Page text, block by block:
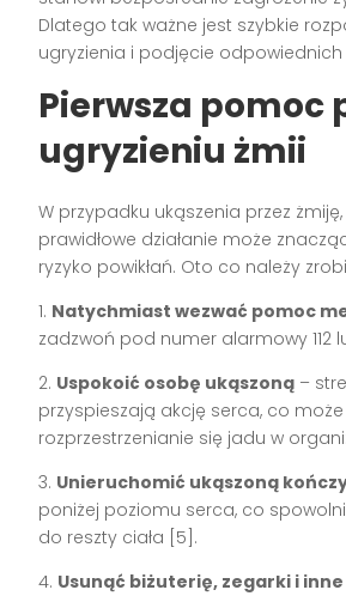
Dlatego tak ważne jest szybkie
ugryzienia i podjęcie odpowiednich
Pierwsza pomoc
ugryzieniu żmii
W przypadku ukąszenia przez żmiję,
prawidłowe działanie może
ryzyko powikłań. Oto co należy
1. Natychmiast wezwać pomoc
zadzwoń pod numer alarmowy 112
2. Uspokoić osobę ukąszoną –
przyspieszają akcję serca, co
rozprzestrzenianie się jadu w
3. Unieruchomić ukąszoną
poniżej poziomu serca, co
do reszty ciała [5].
4. Usunąć biżuterię, zegarki i